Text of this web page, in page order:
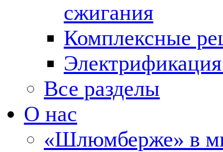
сжигания
Комплексные
Все разделы
О нас
«Шлюмберже» в